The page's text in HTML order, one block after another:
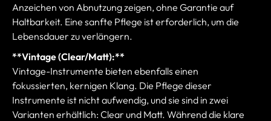
Anzeichen von Abnutzung zeigen, ohne Garantie auf
Haltbarkeit. Eine sanfte Pflege ist erforderlich, um die
Lebensdauer zu verlängern.
**Vintage (Clear/Matt):**
Vintage-Instrumente bieten ebenfalls einen
fokussierten, kernigen Klang. Die Pflege dieser
Instrumente ist nicht aufwendig, und sie sind in zwei
Varianten erhältlich: Clear und Matt. Während die klare